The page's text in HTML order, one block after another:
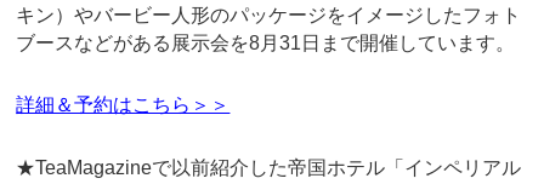
キン）やバービー人形のパッケージをイメージしたフォト
ブースなどがある展示会を8月31日まで開催しています。
詳細＆予約はこちら＞＞
★TeaMagazineで以前紹介した帝国ホテル「インペリアル